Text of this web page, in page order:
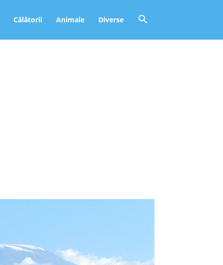
Călătorii Animale Diverse